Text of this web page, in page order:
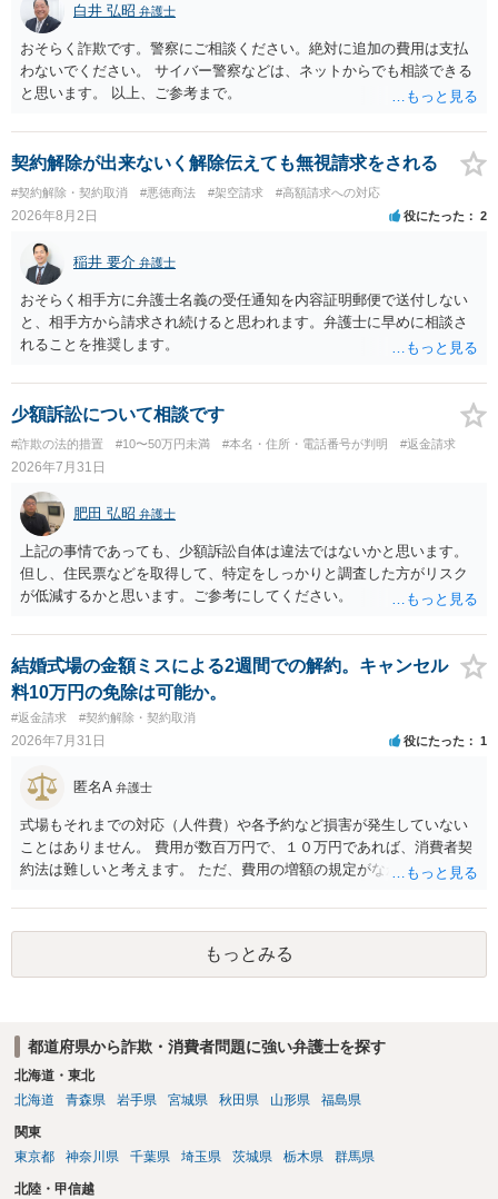
白井 弘昭 弁護士
おそらく詐欺です。警察にご相談ください。絶対に追加の費用は支払
わないでください。 サイバー警察などは、ネットからでも相談できる
と思います。 以上、ご参考まで。
契約解除が出来ないく解除伝えても無視請求をされる
#契約解除・契約取消 #悪徳商法 #架空請求 #高額請求への対応
2026年8月2日 役にたった 2
稲井 要介 弁護士
おそらく相手方に弁護士名義の受任通知を内容証明郵便で送付しない
と、相手方から請求され続けると思われます。弁護士に早めに相談さ
れることを推奨します。
少額訴訟について相談です
#詐欺の法的措置 #10〜50万円未満 #本名・住所・電話番号が判明 #返金請求
2026年7月31日
肥田 弘昭 弁護士
上記の事情であっても、少額訴訟自体は違法ではないかと思います。
但し、住民票などを取得して、特定をしっかりと調査した方がリスク
が低減するかと思います。ご参考にしてください。
結婚式場の金額ミスによる2週間での解約。キャンセル
料10万円の免除は可能か。
#返金請求 #契約解除・契約取消
2026年7月31日 役にたった 1
匿名A 弁護士
式場もそれまでの対応（人件費）や各予約など損害が発生していない
ことはありません。 費用が数百万円で、１０万円であれば、消費者契
約法は難しいと考えます。 ただ、費用の増額の規定がなかったのに増
ということになり、解約するのは理由がないことになります。
もっとみる
都道府県から詐欺・消費者問題に強い弁護士を探す
北海道・東北
北海道
青森県 岩手県 宮城県 秋田県 山形県 福島県
関東
東京都
神奈川県 千葉県 埼玉県 茨城県 栃木県 群馬県
北陸・甲信越